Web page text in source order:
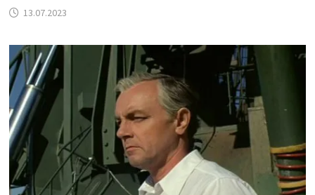
13.07.2023